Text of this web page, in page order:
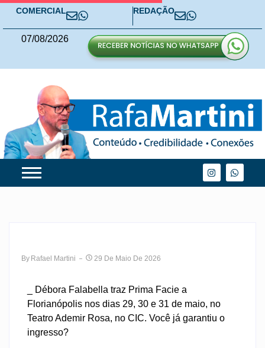
COMERCIAL REDAÇÃO
07/08/2026
By Rafael Martini 29 De Maio De 2026
_ Débora Falabella traz Prima Facie a
Florianópolis nos dias 29, 30 e 31 de maio, no
Teatro Ademir Rosa, no CIC. Você já garantiu o
ingresso?